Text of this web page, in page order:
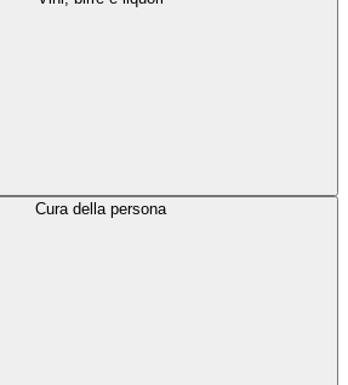
Cura della persona